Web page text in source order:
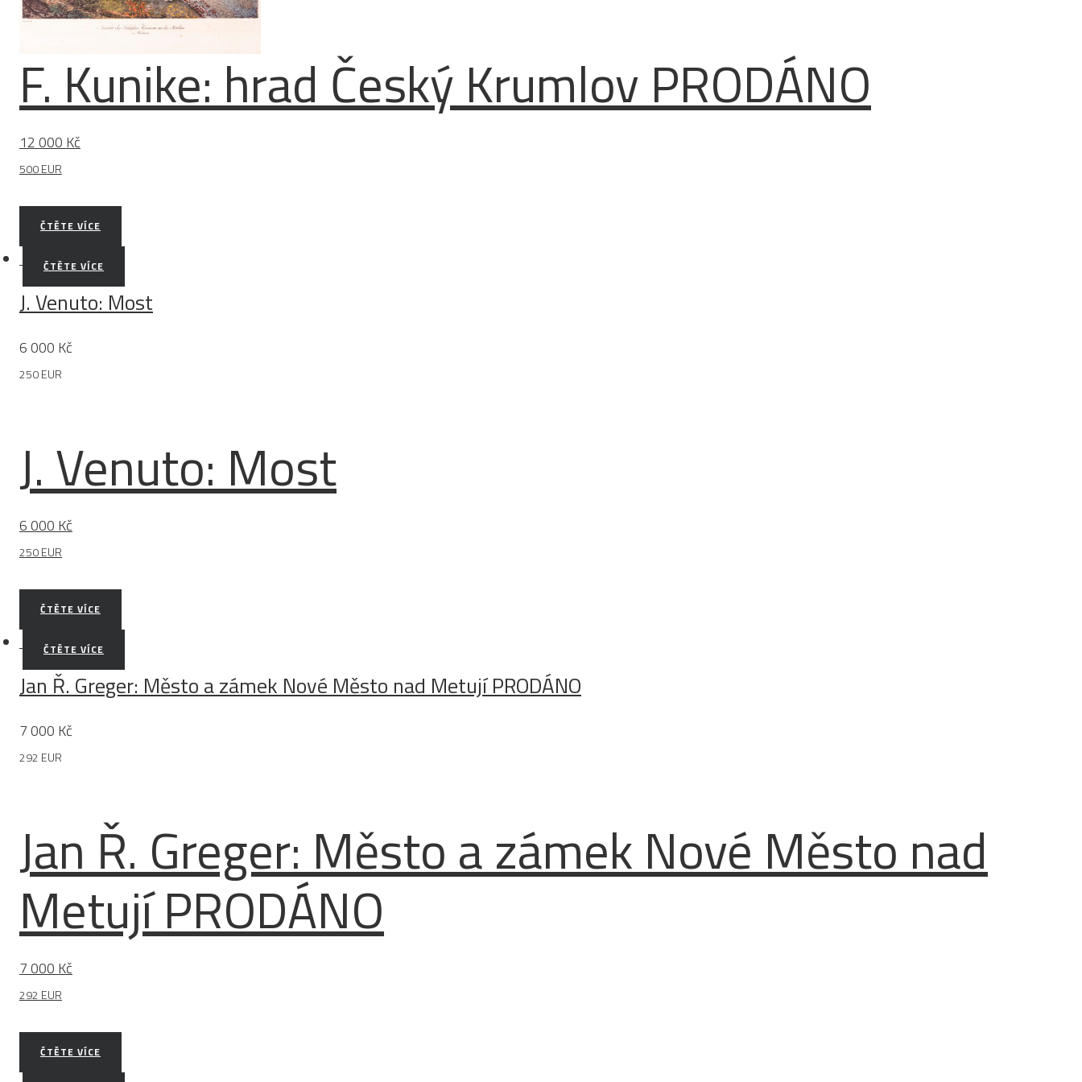
F. Kunike: hrad Český Krumlov PRODÁNO
12 000 Kč
500 EUR
ČTĚTE VÍCE
ČTĚTE VÍCE
J. Venuto: Most
6 000 Kč
250 EUR
J. Venuto: Most
6 000 Kč
250 EUR
ČTĚTE VÍCE
ČTĚTE VÍCE
Jan Ř. Greger: Město a zámek Nové Město nad Metují PRODÁNO
7 000 Kč
292 EUR
Jan Ř. Greger: Město a zámek Nové Město nad
Metují PRODÁNO
7 000 Kč
292 EUR
ČTĚTE VÍCE